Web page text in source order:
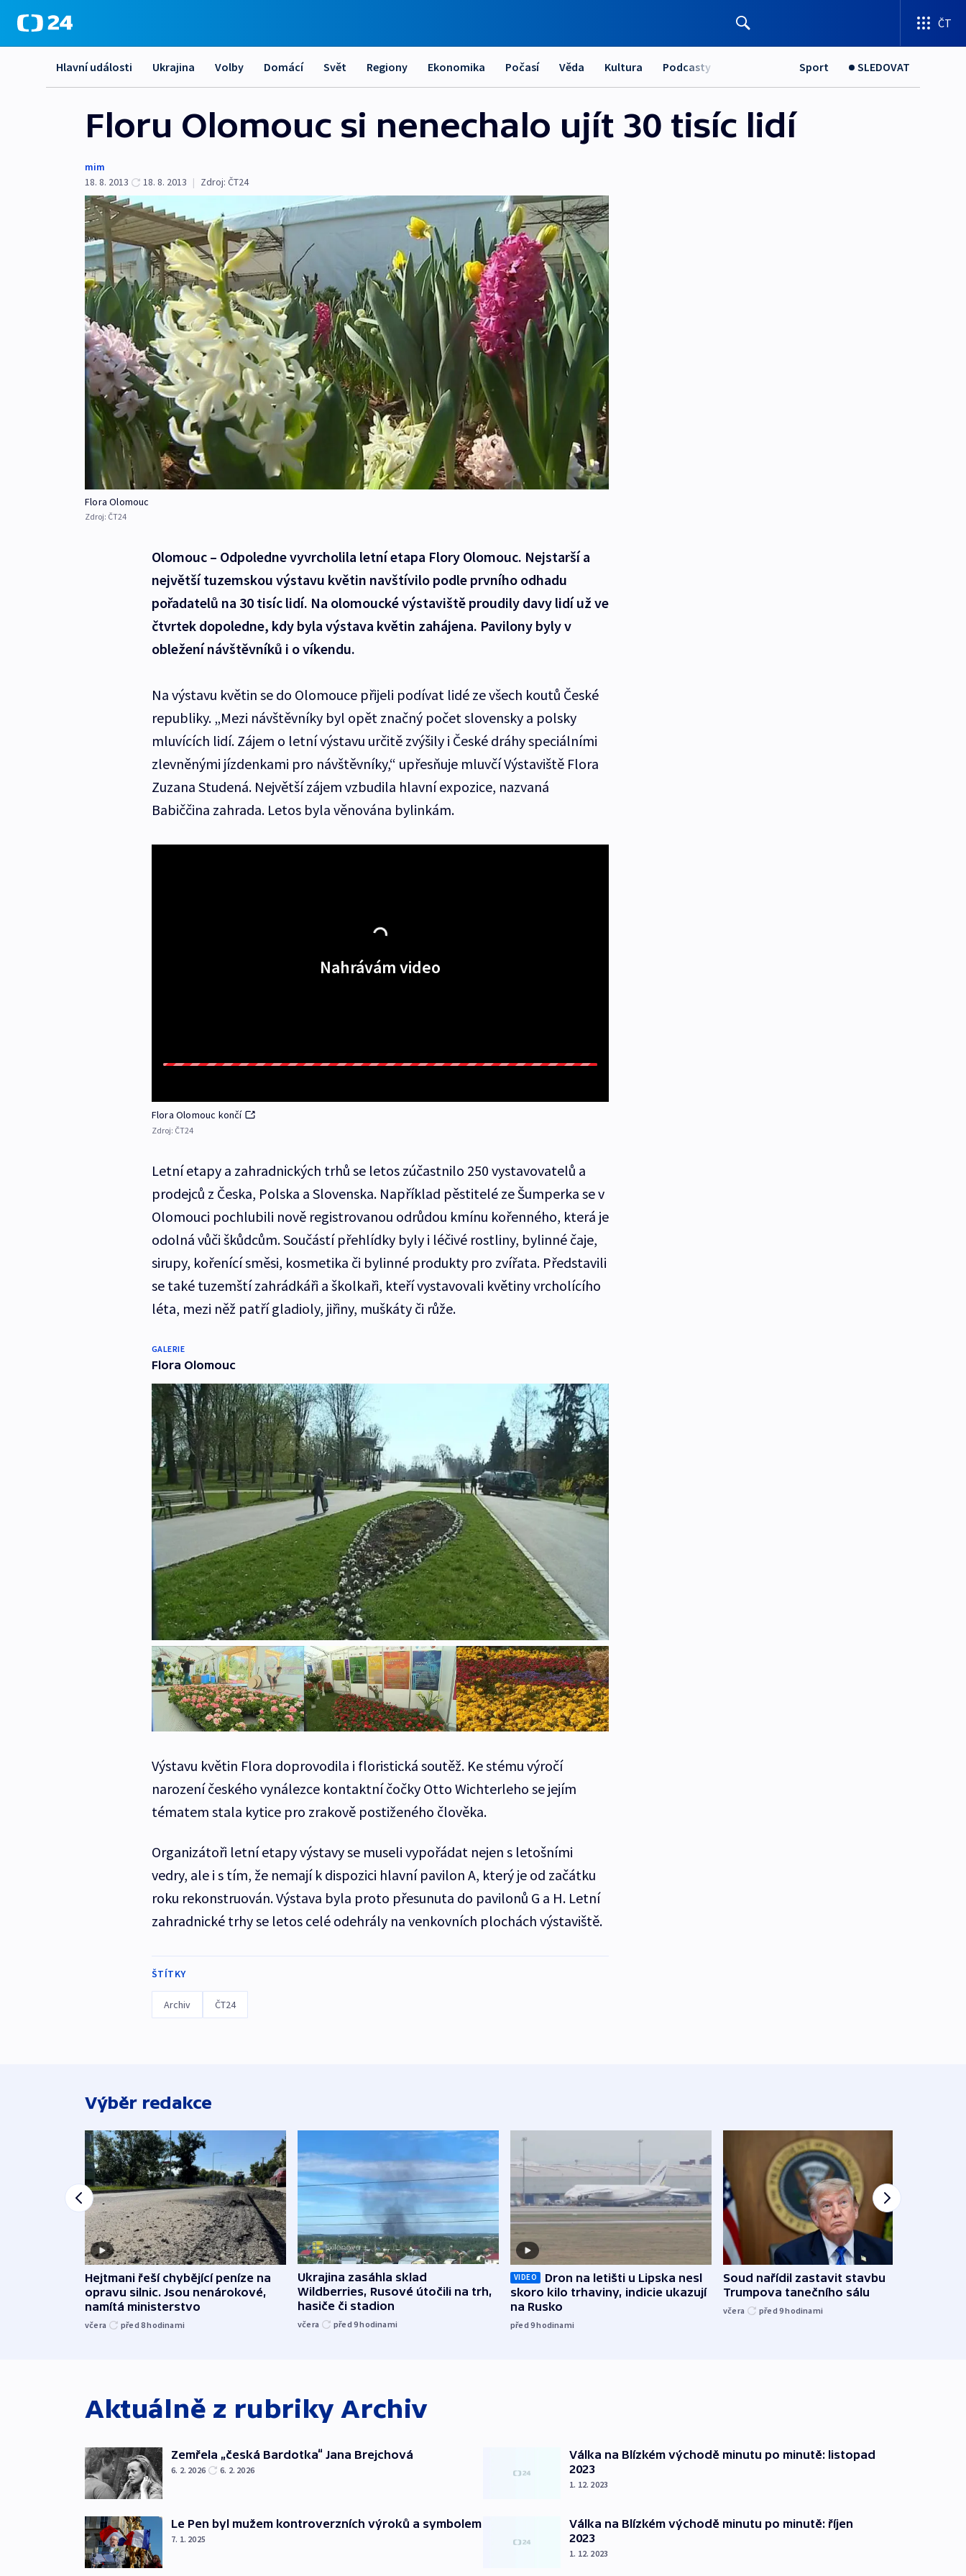
ČT
Hlavní události Ukrajina Volby Domácí Svět Regiony Ekonomika Počasí Věda Kultura Podcasty Sport SLEDOVAT
Floru Olomouc si nenechalo ujít 30 tisíc lidí
mim
18. 8. 2013
18. 8. 2013 | Zdroj: ČT24
Flora Olomouc
Zdroj: ČT24
Olomouc – Odpoledne vyvrcholila letní etapa Flory Olomouc. Nejstarší a
největší tuzemskou výstavu květin navštívilo podle prvního odhadu
pořadatelů na 30 tisíc lidí. Na olomoucké výstaviště proudily davy lidí už ve
čtvrtek dopoledne, kdy byla výstava květin zahájena. Pavilony byly v
obležení návštěvníků i o víkendu.
Na výstavu květin se do Olomouce přijeli podívat lidé ze všech koutů České
republiky. „Mezi návštěvníky byl opět značný počet slovensky a polsky
mluvících lidí. Zájem o letní výstavu určitě zvýšily i České dráhy speciálními
zlevněnými jízdenkami pro návštěvníky,“ upřesňuje mluvčí Výstaviště Flora
Zuzana Studená. Největší zájem vzbudila hlavní expozice, nazvaná
Babiččina zahrada. Letos byla věnována bylinkám.
Nahrávám video
Flora Olomouc končí
Zdroj: ČT24
Letní etapy a zahradnických trhů se letos zúčastnilo 250 vystavovatelů a
prodejců z Česka, Polska a Slovenska. Například pěstitelé ze Šumperka se v
Olomouci pochlubili nově registrovanou odrůdou kmínu kořenného, která je
odolná vůči škůdcům. Součástí přehlídky byly i léčivé rostliny, bylinné čaje,
sirupy, kořenící směsi, kosmetika či bylinné produkty pro zvířata. Představili
se také tuzemští zahrádkáři a školkaři, kteří vystavovali květiny vrcholícího
léta, mezi něž patří gladioly, jiřiny, muškáty či růže.
GALERIE
Flora Olomouc
Výstavu květin Flora doprovodila i floristická soutěž. Ke stému výročí
narození českého vynálezce kontaktní čočky Otto Wichterleho se jejím
tématem stala kytice pro zrakově postiženého člověka.
Organizátoři letní etapy výstavy se museli vypořádat nejen s letošními
vedry, ale i s tím, že nemají k dispozici hlavní pavilon A, který je od začátku
roku rekonstruován. Výstava byla proto přesunuta do pavilonů G a H. Letní
zahradnické trhy se letos celé odehrály na venkovních plochách výstaviště.
ŠTÍTKY
Archiv ČT24
Výběr redakce
Hejtmani řeší chybějící peníze na
opravu silnic. Jsou nenárokové,
namítá ministerstvo
včera před 8hodinami
Ukrajina zasáhla sklad
Wildberries, Rusové útočili na trh,
hasiče či stadion
včera před 9hodinami
VIDEO
Dron na letišti u Lipska nesl
skoro kilo trhaviny, indicie ukazují
na Rusko
před 9hodinami
Soud nařídil zastavit stavbu
Trumpova tanečního sálu
včera před 9hodinami
Aktuálně z rubriky Archiv
Zemřela „česká Bardotka“ Jana Brejchová
6. 2. 2026 6. 2. 2026
Le Pen byl mužem kontroverzních výroků a symbolem
7. 1. 2025
Válka na Blízkém východě minutu po minutě: listopad
2023
1. 12. 2023
Válka na Blízkém východě minutu po minutě: říjen
2023
1. 12. 2023